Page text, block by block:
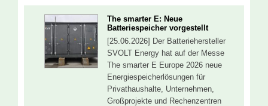
The smarter E: Neue
Batteriespeicher vorgestellt
[25.06.2026] Der Batteriehersteller
SVOLT Energy hat auf der Messe
The smarter E Europe 2026 neue
Energiespeicherlösungen für
Privathaushalte, Unternehmen,
Großprojekte und Rechenzentren